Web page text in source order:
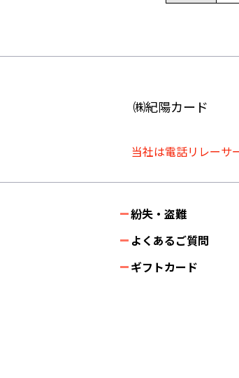
㈱紀陽カード
当社は電話リレーサ
紛失・盗難
よくあるご質問
ギフトカード